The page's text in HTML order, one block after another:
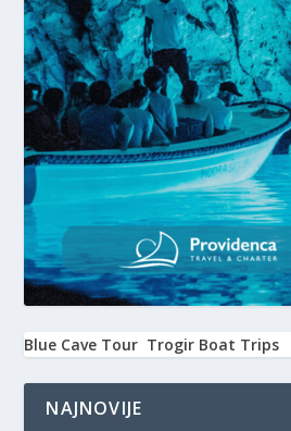
Blue Cave Tour Trogir Boat Trips
NAJNOVIJE